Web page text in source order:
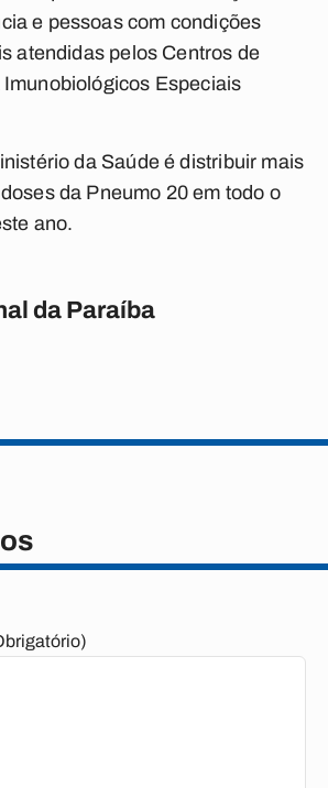
e pessoas com condições
atendidas pelos Centros de
Especiais
da Saúde é distribuir mais
da Pneumo 20 em todo o
ano.
da Paraíba